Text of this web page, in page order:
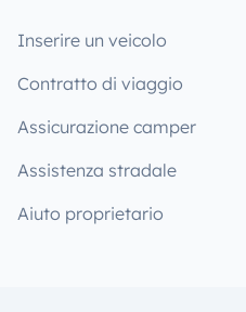
Inserire un veicolo
Contratto di viaggio
Assicurazione camper
Assistenza stradale
Aiuto proprietario